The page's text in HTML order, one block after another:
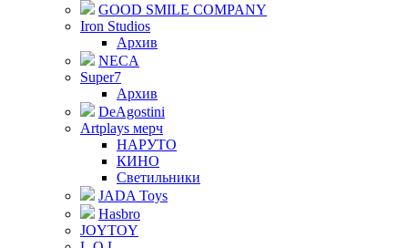
GOOD SMILE COMPANY
Iron Studios
Архив
NECA
Super7
Архив
DeAgostini
Artplays мерч
НАРУТО
КИНО
Светильники
JADA Toys
Hasbro
JOYTOY